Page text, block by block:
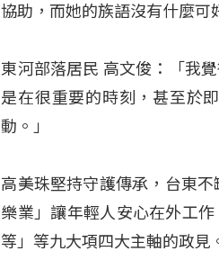
協助，而她的族語沒有什麼可
東河部落居民 高文俊：「我
是在很重要的時刻，甚至於
動。」
高美珠堅持守護傳承，台東
樂業」讓年輕人安心在外工
等」等九大項四大主軸的政見